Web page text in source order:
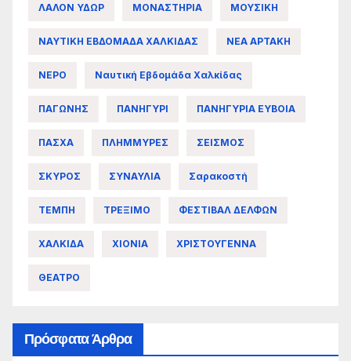
ΛΑΛΟΝ ΥΔΩΡ ΜΟΝΑΣΤΗΡΙΑ ΜΟΥΣΙΚΗ
ΝΑΥΤΙΚΗ ΕΒΔΟΜΑΔΑ ΧΑΛΚΙΔΑΣ ΝΕΑ ΑΡΤΑΚΗ
ΝΕΡΟ Ναυτική Εβδομάδα Χαλκίδας
ΠΑΓΩΝΗΣ ΠΑΝΗΓΥΡΙ ΠΑΝΗΓΥΡΙΑ ΕΥΒΟΙΑ
ΠΑΣΧΑ ΠΛΗΜΜΥΡΕΣ ΣΕΙΣΜΟΣ
ΣΚΥΡΟΣ ΣΥΝΑΥΛΙΑ Σαρακοστή
ΤΕΜΠΗ ΤΡΕΞΙΜΟ ΦΕΣΤΙΒΑΛ ΔΕΛΦΩΝ
ΧΑΛΚΙΔΑ ΧΙΟΝΙΑ ΧΡΙΣΤΟΥΓΕΝΝΑ
ΘΕΑΤΡΟ
Πρόσφατα Άρθρα